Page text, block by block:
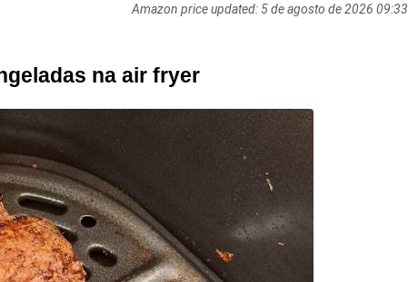
Amazon price updated: 5 de agosto de 2026 09:33
na air fryer